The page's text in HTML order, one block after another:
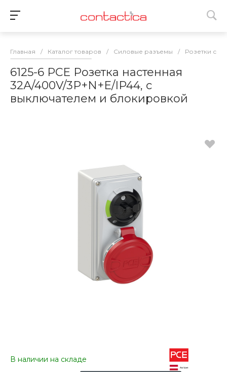
Главная / Каталог товаров / Силовые разъемы / Розетки
6125-6 PCE Розетка настенная
32А/400V/3P+N+E/IP44, с
выключателем и блокировкой
В наличии на складе